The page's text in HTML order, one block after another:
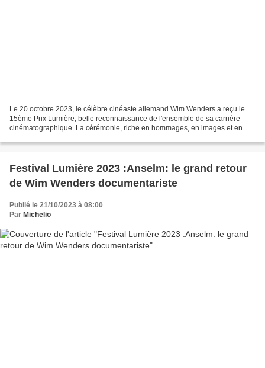
Le 20 octobre 2023, le célèbre cinéaste allemand Wim Wenders a reçu le
15ème Prix Lumière, belle reconnaissance de l'ensemble de sa carrière
cinématographique. La cérémonie, riche en hommages, en images et en
Festival Lumière 2023 :Anselm: le grand retour
de Wim Wenders documentariste
Publié le 21/10/2023 à 08:00
Par Michelio